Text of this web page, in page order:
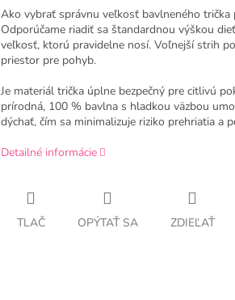
Ako vybrať správnu veľkosť bavlneného trička
Odporúčame riadiť sa štandardnou výškou
veľkosť, ktorú pravidelne nosí. Voľnejší strih
priestor pre pohyb.
Je materiál trička úplne bezpečný pre citlivú
prírodná, 100 % bavlna s hladkou väzbou
dýchať, čím sa minimalizuje riziko prehriatia a
Detailné informácie
TLAČ OPÝTAŤ SA ZDIEĽAŤ